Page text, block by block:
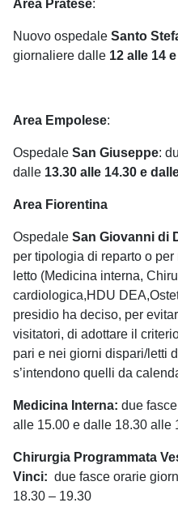
Area Pratese:
Nuovo ospedale Santo
giornaliere dalle 12 alle 14
Area Empolese:
Ospedale San Giuseppe:
dalle 13.30 alle 14.30 e
Area Fiorentina
Ospedale San Giovanni di
per tipologia di reparto o
letto (Medicina interna,
cardiologica,HDU
presidio ha deciso, per
visitatori, di adottare il
pari e nei giorni dispari/letti
s’intendono quelli da
Medicina Interna: due
alle 15.00 e dalle 18.30 alle
Chirurgia Programmata
Vinci: due fasce orarie
18.30 – 19.30